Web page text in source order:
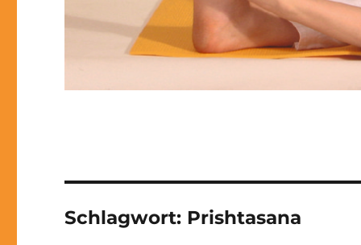
Schlagwort: Prishtasana